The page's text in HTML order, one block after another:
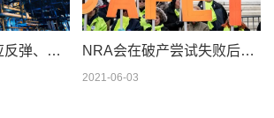
天然气期货因供应反弹、天气模型转变而下滑；现金仍在摇摆 NRA会在破产尝试失败后解散吗
2021-06-03